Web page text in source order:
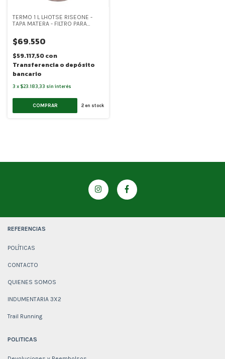
TERMO 1 L LHOTSE RISEONE -
TAPA MATERA - FILTRO PARA
$69.550
$59.117,50con
Transferencia o depósito
bancario
3 x $23.183,33 sin interés
COMPRAR 2en stock
REFERENCIAS
POLÍTICAS
CONTACTO
QUIENES SOMOS
INDUMENTARIA 3X2
Trail Running
POLITICAS